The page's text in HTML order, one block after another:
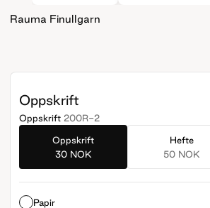
Rauma Finullgarn
Oppskrift
Oppskrift 200R-2
Oppskrift
30 NOK
Hefte
50 NOK
Papir